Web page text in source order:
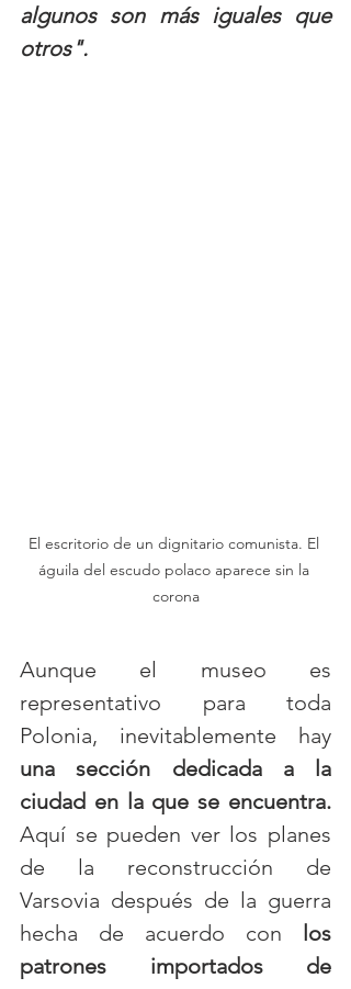
algunos son más iguales que
otros".
El escritorio de un dignitario comunista. El
águila del escudo polaco aparece sin la
corona
Aunque el museo es
representativo para toda
una sección dedicada a la
ciudad en la que se encuentra.
Aquí se pueden ver los planes
de la reconstrucción de
Varsovia después de la guerra
hecha de acuerdo con los
patrones importados de